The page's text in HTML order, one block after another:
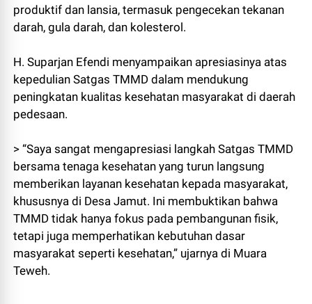
produktif dan lansia, termasuk pengecekan tekanan
darah, gula darah, dan kolesterol.
H. Suparjan Efendi menyampaikan apresiasinya atas
kepedulian Satgas TMMD dalam mendukung
peningkatan kualitas kesehatan masyarakat di daerah
pedesaan.
> “Saya sangat mengapresiasi langkah Satgas TMMD
bersama tenaga kesehatan yang turun langsung
memberikan layanan kesehatan kepada masyarakat,
khususnya di Desa Jamut. Ini membuktikan bahwa
TMMD tidak hanya fokus pada pembangunan fisik,
tetapi juga memperhatikan kebutuhan dasar
masyarakat seperti kesehatan,” ujarnya di Muara
Teweh.